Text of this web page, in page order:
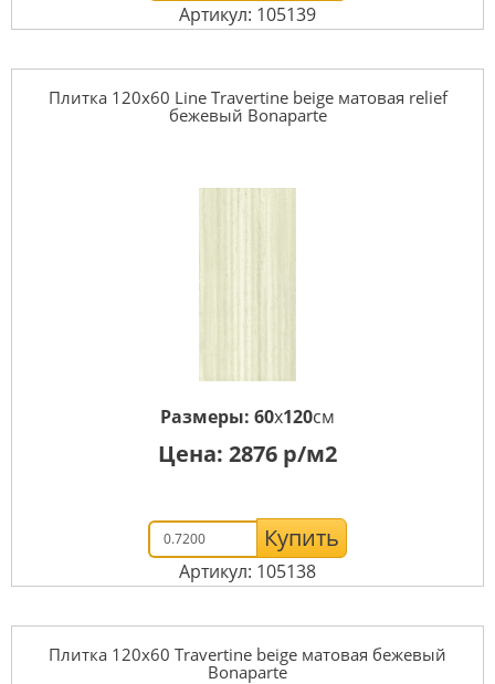
Артикул: 105139
Плитка 120x60 Line Travertine beige матовая relief
бежевый Bonaparte
Размеры: 60x120см
Цена: 2876 р/м2
Купить
Артикул: 105138
Плитка 120x60 Travertine beige матовая бежевый
Bonaparte